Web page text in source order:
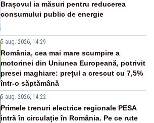
Brașovul ia măsuri pentru reducerea
consumului public de energie
5 aug. 2026, 14:29
România, cea mai mare scumpire a
motorinei din Uniunea Europeană, potrivit
presei maghiare: prețul a crescut cu 7,5%
într-o săptămână
5 aug. 2026, 14:22
Primele trenuri electrice regionale PESA
intră în circulație în România. Pe ce rute